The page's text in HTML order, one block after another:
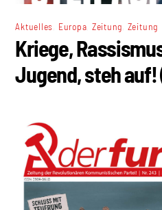
Aktuelles Europa Zeitung Zeitung
Kriege,
Jugend, steh auf!